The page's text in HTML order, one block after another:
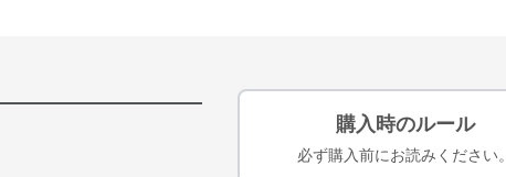
購入時のルール
必ず購入前にお読みください。